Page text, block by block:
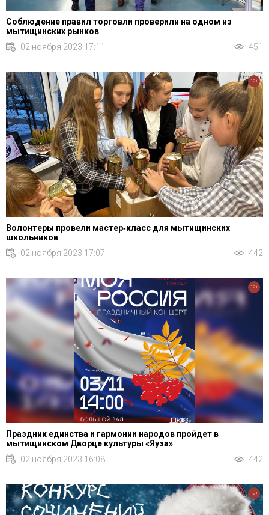
Соблюдение правил торговли проверили на одном из
мытищинских рынков
02 ноября 2023 17:11
451
Волонтеры провели мастер‑класс для мытищинских
школьников
02 ноября 2023 17:07
442
12+
Праздник единства и гармонии народов пройдет в
мытищинском Дворце культуры «Яуза»
02 ноября 2023 16:08
442
12+
12+